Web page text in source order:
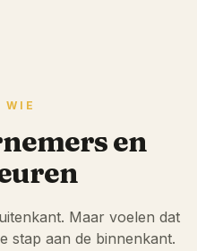
WIE
en
Maar voelen dat
stap aan de binnenkant.